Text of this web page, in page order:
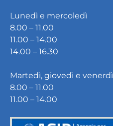
Lunedì e mercoledì
8.00 – 11.00
11.00 – 14.00
14.00 – 16.30
Martedì, giovedì e venerdì
8.00 – 11.00
11.00 – 14.00